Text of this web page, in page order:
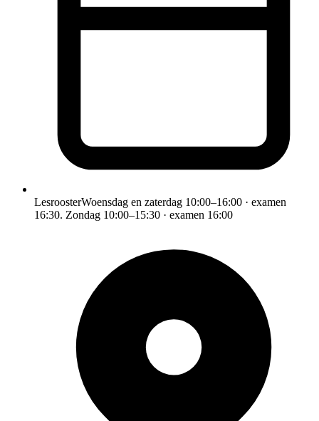
LesroosterWoensdag en zaterdag 10:00–16:00 · examen
16:30. Zondag 10:00–15:30 · examen 16:00